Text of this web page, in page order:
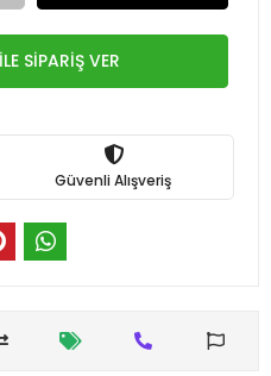
SİPARİŞ VER
Güvenli Alışveriş